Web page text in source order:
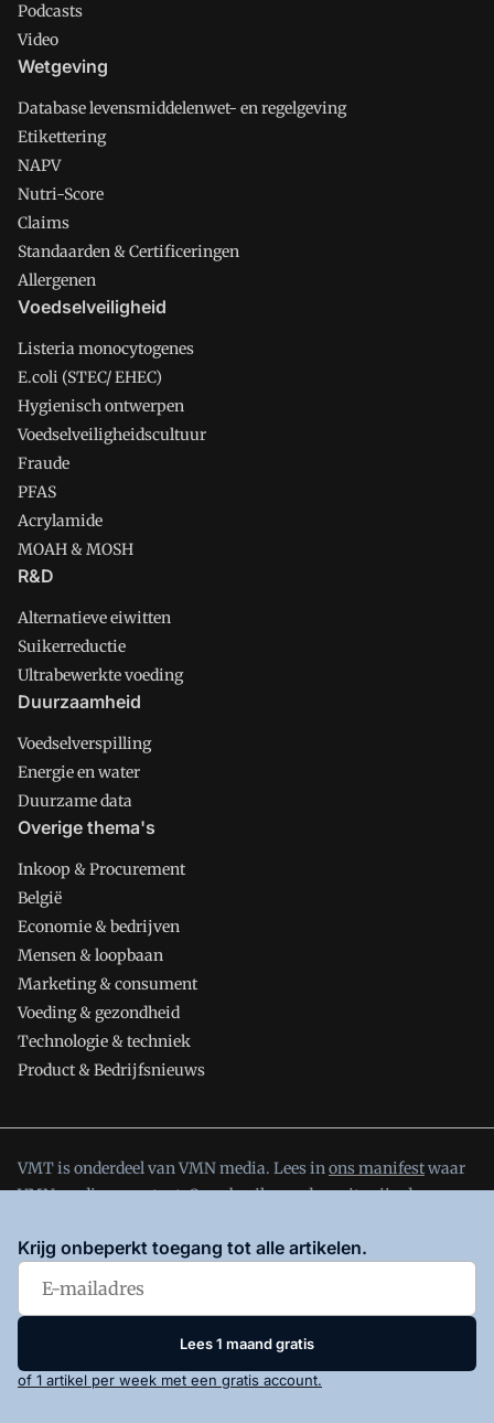
Podcasts
Video
Wetgeving
Database levensmiddelenwet- en regelgeving
Etikettering
NAPV
Nutri-Score
Claims
Standaarden & Certificeringen
Allergenen
Voedselveiligheid
Listeria monocytogenes
E.coli (STEC/ EHEC)
Hygienisch ontwerpen
Voedselveiligheidscultuur
Fraude
PFAS
Acrylamide
MOAH & MOSH
R&D
Alternatieve eiwitten
Suikerreductie
Ultrabewerkte voeding
Duurzaamheid
Voedselverspilling
Energie en water
Duurzame data
Overige thema's
Inkoop & Procurement
België
Economie & bedrijven
Mensen & loopbaan
Marketing & consument
Voeding & gezondheid
Technologie & techniek
Product & Bedrijfsnieuws
VMT is onderdeel van VMN media. Lees inons manifestwaar
VMN media voor staat. Op gebruik van deze site zijn de
enPrivacy en Cookie beleid|Privacy instellingen
Krijg onbeperkt toegang tot alle artikelen.
Lees 1 maand gratis
of 1 artikel per week met een gratis account.